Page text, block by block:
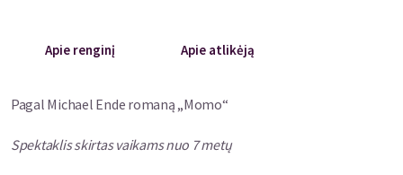
Apie renginį Apie atlikėją
Pagal Michael Ende romaną „Momo“
Spektaklis skirtas vaikams nuo 7 metų